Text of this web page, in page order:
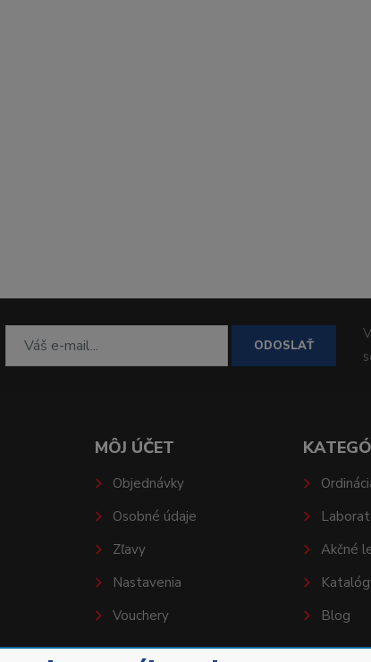
ODOSLAŤ
MÔJ ÚČET
Objednávky
Osobné údaje
Zľavy
Nastavenia
Vouchery
Akčné
Blog